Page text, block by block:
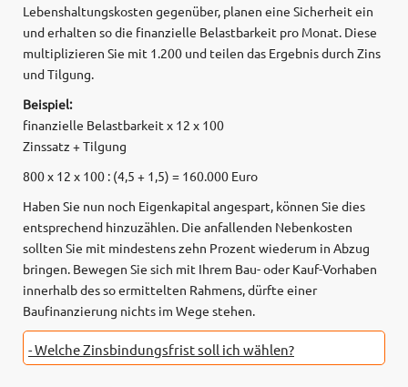
Lebenshaltungskosten gegenüber, planen eine Sicherheit ein
und erhalten so die finanzielle Belastbarkeit pro Monat. Diese
multiplizieren Sie mit 1.200 und teilen das Ergebnis durch Zins
und Tilgung.
Beispiel:
finanzielle Belastbarkeit x 12 x 100
Zinssatz + Tilgung
800 x 12 x 100 : (4,5 + 1,5) = 160.000 Euro
Haben Sie nun noch Eigenkapital angespart, können Sie dies
entsprechend hinzuzählen. Die anfallenden Nebenkosten
sollten Sie mit mindestens zehn Prozent wiederum in Abzug
bringen. Bewegen Sie sich mit Ihrem Bau- oder Kauf-Vorhaben
innerhalb des so ermittelten Rahmens, dürfte einer
Baufinanzierung nichts im Wege stehen.
- Welche Zinsbindungsfrist soll ich wählen?